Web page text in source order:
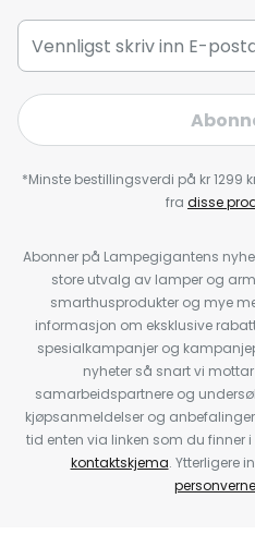
*Minste bestillingsverdi på kr 1299
fra disse
Abonner på Lampegigantens
store utvalg av lamper og
smarthusprodukter og mye
informasjon om eksklusive
spesialkampanjer og
nyheter så snart vi
samarbeidspartnere og
kjøpsanmeldelser og
tid enten via linken som du finner
kontaktskjema. Ytterligere